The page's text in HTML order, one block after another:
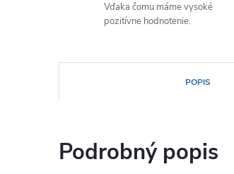
Vďaka čomu máme vysoké
pozitívne hodnotenie.
POPIS
Podrobný popis